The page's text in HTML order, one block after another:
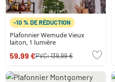
-10 % DE RÉDUCTION
Plafonnier Wemude Vieux
laiton, 1 lumière
59,99 €PVC:139,99 €